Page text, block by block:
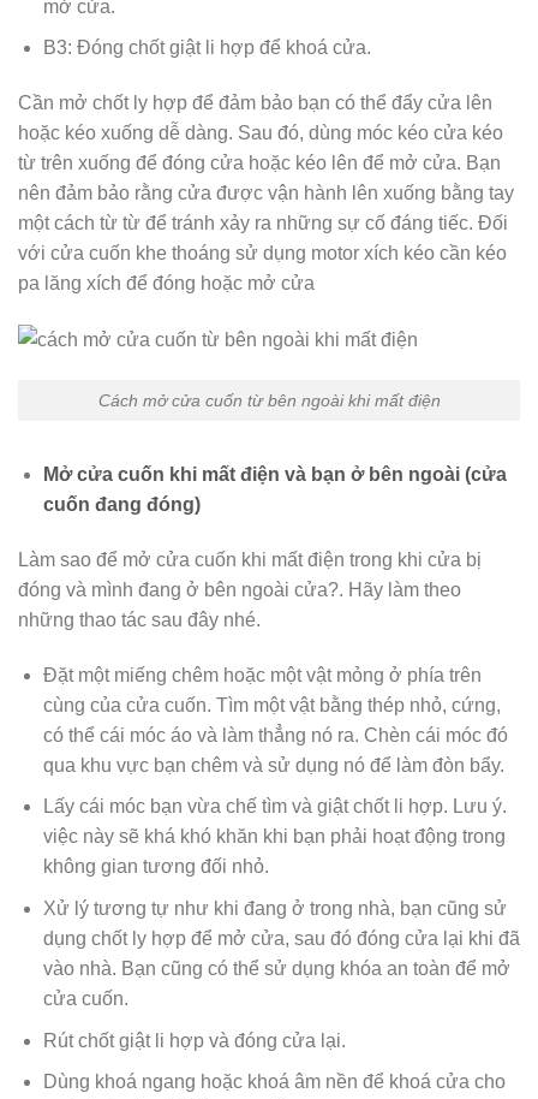
mở cửa.
B3: Đóng chốt giật li hợp để khoá cửa.
Cần mở chốt ly hợp để đảm bảo bạn có thể đẩy cửa lên
hoặc kéo xuống dễ dàng. Sau đó, dùng móc kéo cửa kéo
từ trên xuống để đóng cửa hoặc kéo lên để mở cửa. Bạn
nên đảm bảo rằng cửa được vận hành lên xuống bằng tay
một cách từ từ để tránh xảy ra những sự cố đáng tiếc. Đối
với cửa cuốn khe thoáng sử dụng motor xích kéo cần kéo
pa lăng xích để đóng hoặc mở cửa
Cách mở cửa cuốn từ bên ngoài khi mất điện
Mở cửa cuốn khi mất điện và bạn ở bên ngoài (cửa
cuốn đang đóng)
Làm sao để mở cửa cuốn khi mất điện trong khi cửa bị
đóng và mình đang ở bên ngoài cửa?. Hãy làm theo
những thao tác sau đây nhé.
Đặt một miếng chêm hoặc một vật mỏng ở phía trên
cùng của cửa cuốn. Tìm một vật bằng thép nhỏ, cứng,
có thể cái móc áo và làm thẳng nó ra. Chèn cái móc đó
qua khu vực bạn chêm và sử dụng nó để làm đòn bẩy.
Lấy cái móc bạn vừa chế tìm và giật chốt li hợp. Lưu ý.
việc này sẽ khá khó khăn khi bạn phải hoạt động trong
không gian tương đối nhỏ.
Xử lý tương tự như khi đang ở trong nhà, bạn cũng sử
dụng chốt ly hợp để mở cửa, sau đó đóng cửa lại khi đã
vào nhà. Bạn cũng có thể sử dụng khóa an toàn để mở
cửa cuốn.
Rút chốt giật li hợp và đóng cửa lại.
Dùng khoá ngang hoặc khoá âm nền để khoá cửa cho